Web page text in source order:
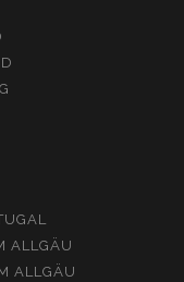
ALLGÄU
ALLGÄU